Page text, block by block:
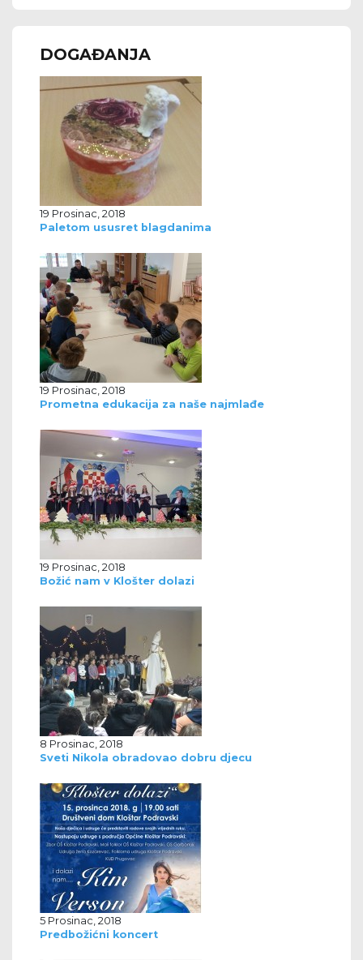
DOGAĐANJA
19 Prosinac, 2018
Paletom ususret blagdanima
19 Prosinac, 2018
Prometna edukacija za naše najmlađe
19 Prosinac, 2018
Božić nam v Klošter dolazi
8 Prosinac, 2018
Sveti Nikola obradovao dobru djecu
5 Prosinac, 2018
Predbožićni koncert